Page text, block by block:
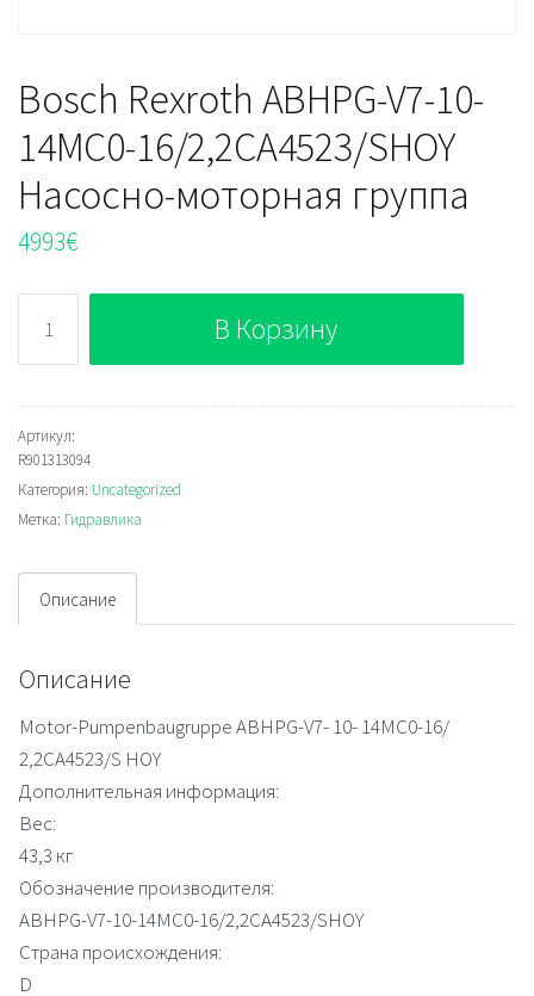
Bosch Rexroth ABHPG-V7-10-
14MC0-16/2,2CA4523/SHOY
Насосно-моторная группа
4993€
Bosch
Rexroth
ABHPG-
V7-
10-
14MC0-
16/2,2CA4523/SHOY
Насосно-
моторная
группа
В Корзину
Артикул:
R901313094
Категория: Uncategorized
Метка: Гидравлика
Описание
Описание
Motor-Pumpenbaugruppe ABHPG-V7- 10- 14MC0-16/
2,2CA4523/S HOY
Дополнительная информация:
Вес:
43,3 кг
Обозначение производителя:
ABHPG-V7-10-14MC0-16/2,2CA4523/SHOY
Страна происхождения:
D